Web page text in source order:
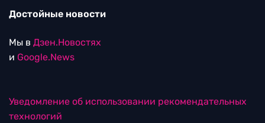
Достойные новости
Мы в Дзен.Новостях
и Google.News
Уведомление об использовании рекомендательных
технологий